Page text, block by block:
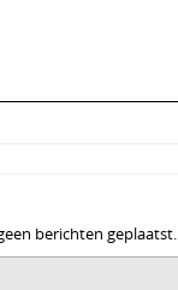
berichten geplaatst.